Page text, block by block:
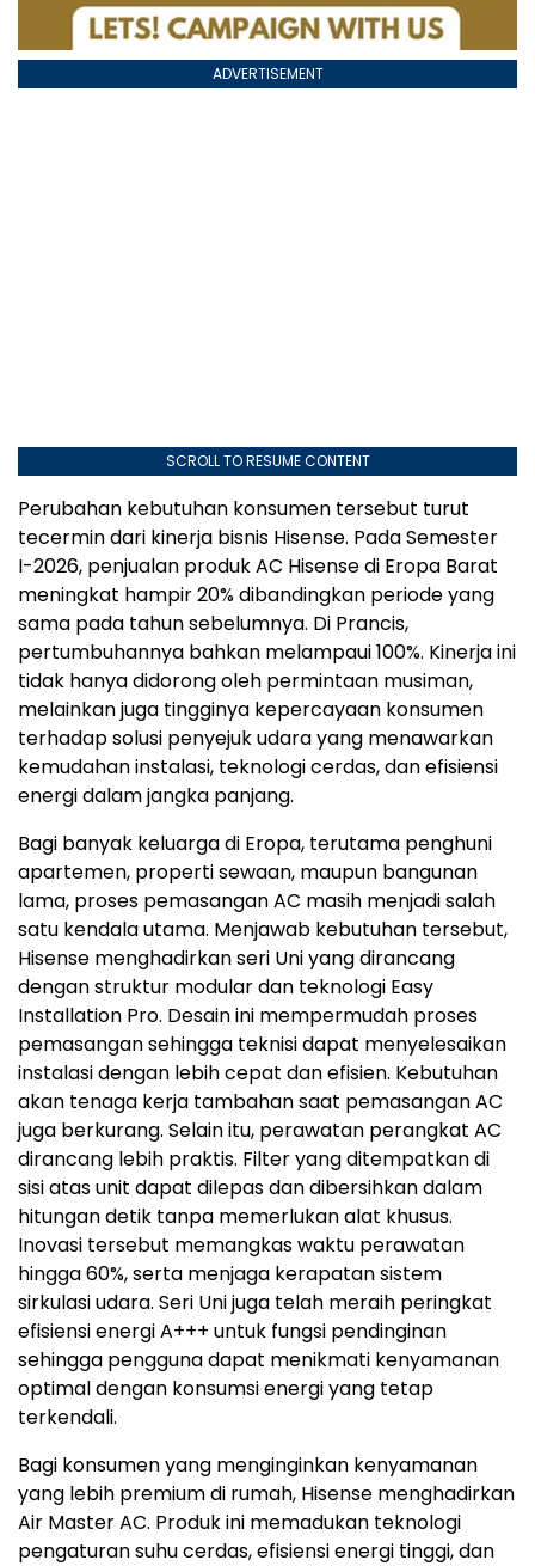
ADVERTISEMENT
SCROLL TO RESUME CONTENT
Perubahan kebutuhan konsumen tersebut turut
tecermin dari kinerja bisnis Hisense. Pada Semester
I-2026, penjualan produk AC Hisense di Eropa Barat
meningkat hampir 20% dibandingkan periode yang
sama pada tahun sebelumnya. Di Prancis,
pertumbuhannya bahkan melampaui 100%. Kinerja ini
tidak hanya didorong oleh permintaan musiman,
melainkan juga tingginya kepercayaan konsumen
terhadap solusi penyejuk udara yang menawarkan
kemudahan instalasi, teknologi cerdas, dan efisiensi
energi dalam jangka panjang.
Bagi banyak keluarga di Eropa, terutama penghuni
apartemen, properti sewaan, maupun bangunan
lama, proses pemasangan AC masih menjadi salah
satu kendala utama. Menjawab kebutuhan tersebut,
Hisense menghadirkan seri Uni yang dirancang
dengan struktur modular dan teknologi Easy
Installation Pro. Desain ini mempermudah proses
pemasangan sehingga teknisi dapat menyelesaikan
instalasi dengan lebih cepat dan efisien. Kebutuhan
akan tenaga kerja tambahan saat pemasangan AC
juga berkurang. Selain itu, perawatan perangkat AC
dirancang lebih praktis. Filter yang ditempatkan di
sisi atas unit dapat dilepas dan dibersihkan dalam
hitungan detik tanpa memerlukan alat khusus.
Inovasi tersebut memangkas waktu perawatan
hingga 60%, serta menjaga kerapatan sistem
sirkulasi udara. Seri Uni juga telah meraih peringkat
efisiensi energi A+++ untuk fungsi pendinginan
sehingga pengguna dapat menikmati kenyamanan
optimal dengan konsumsi energi yang tetap
terkendali.
Bagi konsumen yang menginginkan kenyamanan
yang lebih premium di rumah, Hisense menghadirkan
Air Master AC. Produk ini memadukan teknologi
pengaturan suhu cerdas, efisiensi energi tinggi, dan